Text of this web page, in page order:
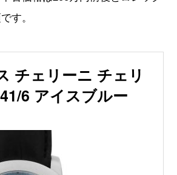
す。
チェリーニ チェリ
6 アイスブルー